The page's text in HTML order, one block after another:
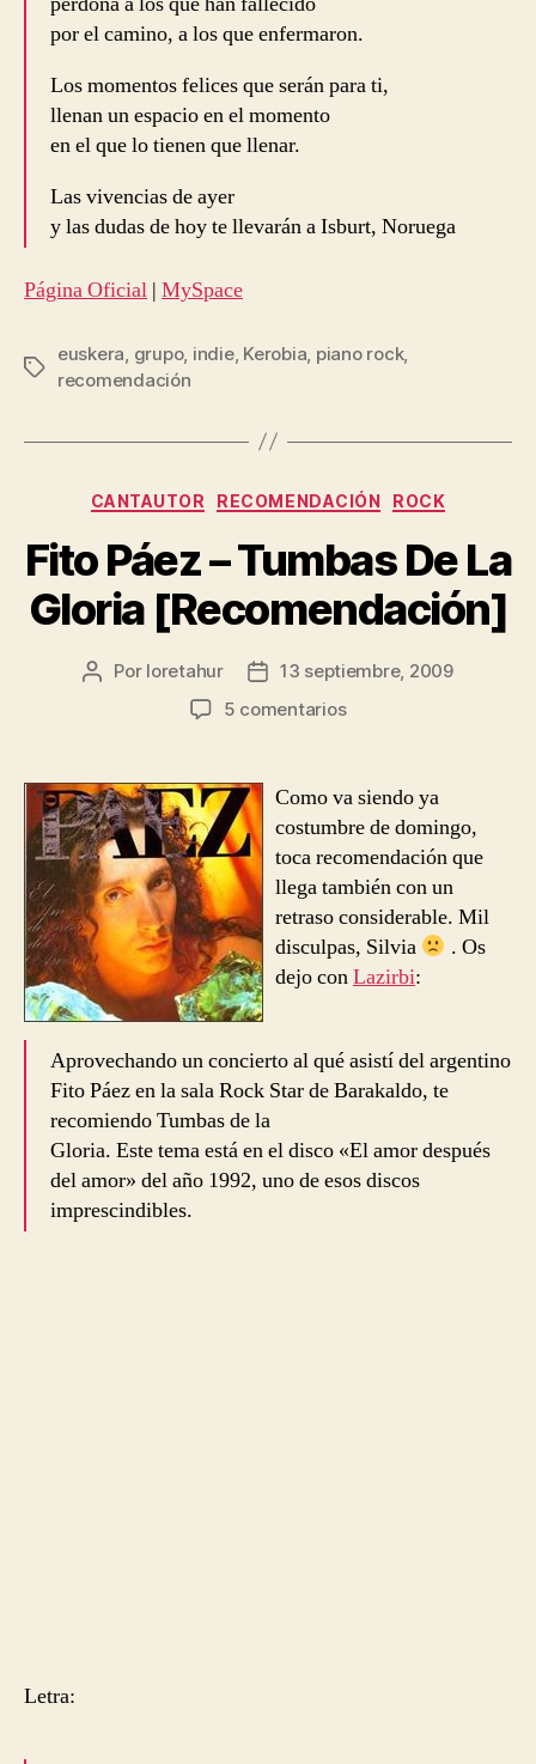
por el camino, a los que enfermaron.
Los momentos felices que serán para ti,
llenan un espacio en el momento
en el que lo tienen que llenar.
Las vivencias de ayer
y las dudas de hoy te llevarán a Isburt, Noruega
Página Oficial | MySpace
Etiquetas
euskera grupo, indie, Kerobia piano rock,
recomendación
Categorías
CANTAUTOR RECOMENDACIÓN ROCK
Fito Páez – Tumbas De La
Gloria [Recomendación]
Autor
Por loretahur
Fecha13 septiembre, 2009
5 comentariosen
De
La
Gloria
[Recomendación]
Como va siendo ya
costumbre de domingo,
toca recomendación que
llega también con un
retraso considerable. Mil
disculpas, Silvia
. Os
dejo conLazirbi:
Aprovechando un concierto al qué asistí del argentino
Fito Páez en la sala Rock Star de Barakaldo, te
recomiendo Tumbas de la
Gloria. Este tema está en el disco «El amor después
del amor» del año 1992, uno de esos discos
imprescindibles.
Letra: